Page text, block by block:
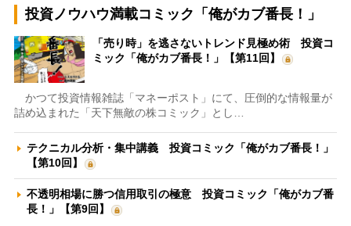
投資ノウハウ満載コミック「俺がカブ番長！」
「売り時」を逃さないトレンド見極め術 投資コ
ミック「俺がカブ番長！」【第11回】
かつて投資情報雑誌「マネーポスト」にて、圧倒的な情報量が
詰め込まれた「天下無敵の株コミック」とし…
テクニカル分析・集中講義 投資コミック「俺がカブ番長！」
【第10回】
不透明相場に勝つ信用取引の極意 投資コミック「俺がカブ番
長！」【第9回】